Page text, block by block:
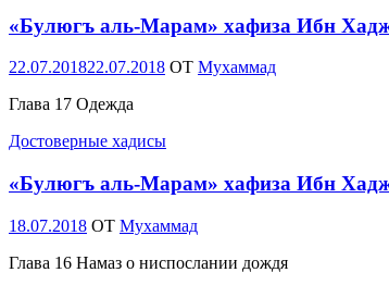
«Булюгъ аль-Марам» хафиза Ибн
Опубликовано
22.07.201822.07.2018 OT Мухаммад
Глава 17 Одежда
Достоверные хадисы
«Булюгъ аль-Марам» хафиза Ибн
Опубликовано
18.07.2018 OT Мухаммад
Глава 16 Намаз о ниспослании дождя